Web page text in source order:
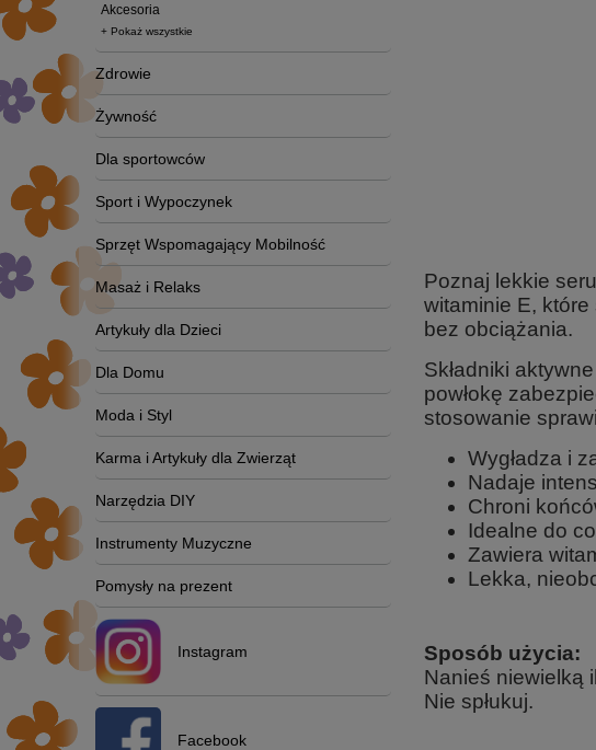
Akcesoria
+ Pokaż wszystkie
Zdrowie
Żywność
Dla sportowców
Sport i Wypoczynek
Sprzęt Wspomagający Mobilność
Masaż i Relaks
Artykuły dla Dzieci
Dla Domu
Moda i Styl
Karma i Artykuły dla Zwierząt
Narzędzia DIY
Instrumenty Muzyczne
Pomysły na prezent
Instagram
Facebook
Poznaj lekkie
witaminie E,
bez obciążania.
Składniki
powłokę
stosowanie
Wygładza i
Nadaje
Chroni
Idealne do
Zawiera
Lekka,
Sposób użycia:
Nanieś niewielką
Nie spłukuj.